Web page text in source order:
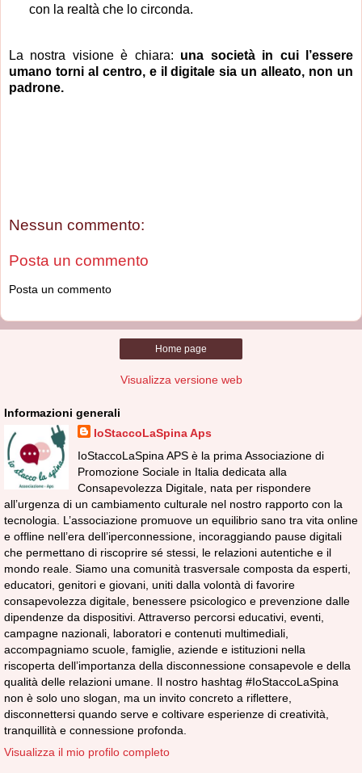
con la realtà che lo circonda.
La nostra visione è chiara: una società in cui l’essere
umano torni al centro, e il digitale sia un alleato, non un
padrone.
Nessun commento:
Posta un commento
Posta un commento
Home page
Visualizza versione web
Informazioni generali
IoStaccoLaSpina Aps
IoStaccoLaSpina APS è la prima Associazione di
Promozione Sociale in Italia dedicata alla
Consapevolezza Digitale, nata per rispondere
all’urgenza di un cambiamento culturale nel nostro rapporto con la
tecnologia. L’associazione promuove un equilibrio sano tra vita online
e offline nell’era dell’iperconnessione, incoraggiando pause digitali
che permettano di riscoprire sé stessi, le relazioni autentiche e il
mondo reale. Siamo una comunità trasversale composta da esperti,
educatori, genitori e giovani, uniti dalla volontà di favorire
consapevolezza digitale, benessere psicologico e prevenzione dalle
dipendenze da dispositivi. Attraverso percorsi educativi, eventi,
campagne nazionali, laboratori e contenuti multimediali,
accompagniamo scuole, famiglie, aziende e istituzioni nella
riscoperta dell’importanza della disconnessione consapevole e della
qualità delle relazioni umane. Il nostro hashtag #IoStaccoLaSpina
non è solo uno slogan, ma un invito concreto a riflettere,
disconnettersi quando serve e coltivare esperienze di creatività,
tranquillità e connessione profonda.
Visualizza il mio profilo completo